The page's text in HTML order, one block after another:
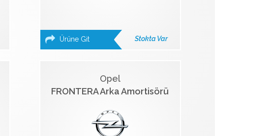
Ürüne Git Stokta Var
Opel
FRONTERA Arka Amortisörü